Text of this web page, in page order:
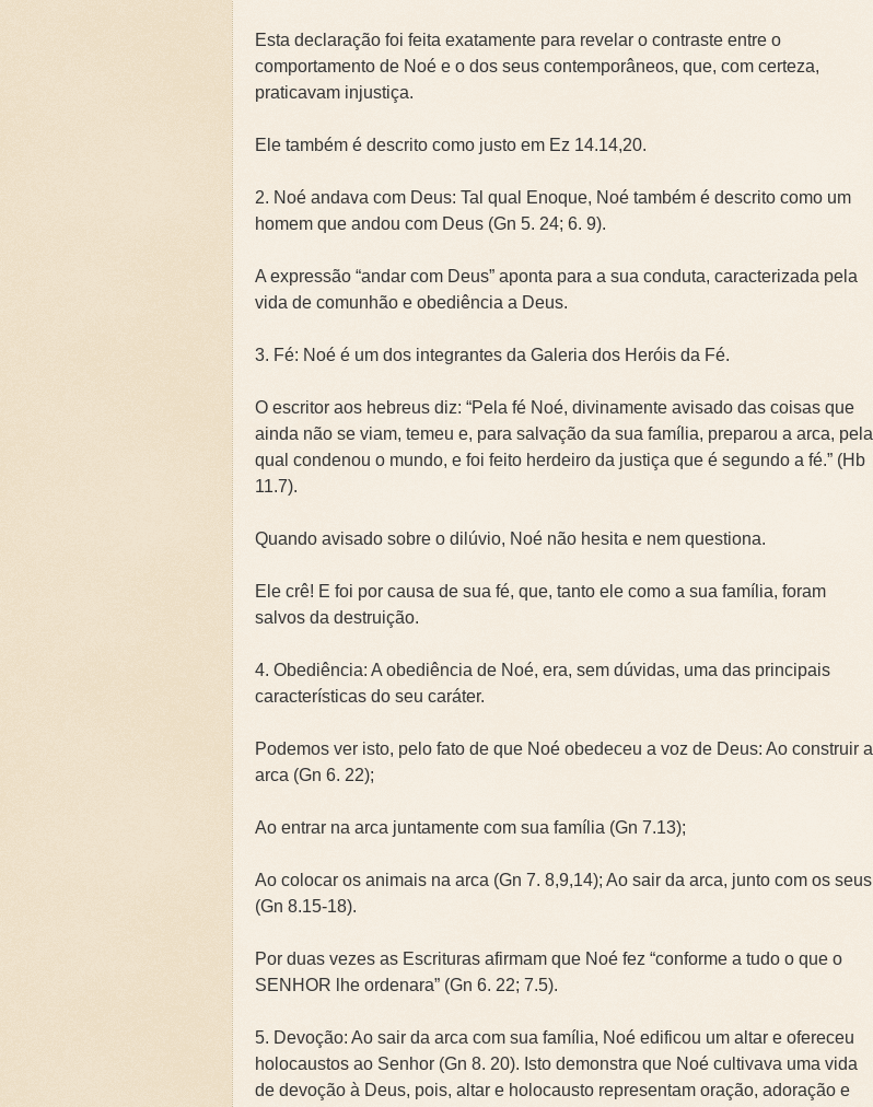
Esta declaração foi feita exatamente para revelar o contraste entre o
comportamento de Noé e o dos seus contemporâneos, que, com certeza,
praticavam injustiça.
Ele também é descrito como justo em Ez 14.14,20.
2. Noé andava com Deus: Tal qual Enoque, Noé também é descrito como um
homem que andou com Deus (Gn 5. 24; 6. 9).
A expressão “andar com Deus” aponta para a sua conduta, caracterizada pela
vida de comunhão e obediência a Deus.
3. Fé: Noé é um dos integrantes da Galeria dos Heróis da Fé.
O escritor aos hebreus diz: “Pela fé Noé, divinamente avisado das coisas que
ainda não se viam, temeu e, para salvação da sua família, preparou a arca, pela
qual condenou o mundo, e foi feito herdeiro da justiça que é segundo a fé.” (Hb
11.7).
Quando avisado sobre o dilúvio, Noé não hesita e nem questiona.
Ele crê! E foi por causa de sua fé, que, tanto ele como a sua família, foram
salvos da destruição.
4. Obediência: A obediência de Noé, era, sem dúvidas, uma das principais
características do seu caráter.
Podemos ver isto, pelo fato de que Noé obedeceu a voz de Deus: Ao construir a
arca (Gn 6. 22);
Ao entrar na arca juntamente com sua família (Gn 7.13);
Ao colocar os animais na arca (Gn 7. 8,9,14); Ao sair da arca, junto com os seus
(Gn 8.15-18).
Por duas vezes as Escrituras afirmam que Noé fez “conforme a tudo o que o
SENHOR lhe ordenara” (Gn 6. 22; 7.5).
5. Devoção: Ao sair da arca com sua família, Noé edificou um altar e ofereceu
holocaustos ao Senhor (Gn 8. 20). Isto demonstra que Noé cultivava uma vida
de devoção à Deus, pois, altar e holocausto representam oração, adoração e